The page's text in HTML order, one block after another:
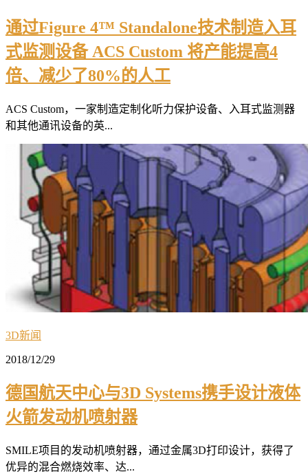
通过Figure 4™ Standalone技术制造入耳
式监测设备 ACS Custom 将产能提高4
倍、减少了80%的人工
ACS Custom，一家制造定制化听力保护设备、入耳式监测器
和其他通讯设备的英...
3D新闻
2018/12/29
德国航天中心与3D Systems携手设计液体
火箭发动机喷射器
SMILE项目的发动机喷射器，通过金属3D打印设计，获得了
优异的混合燃烧效率、达...